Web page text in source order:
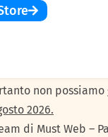
non
2026.
di Must Web –